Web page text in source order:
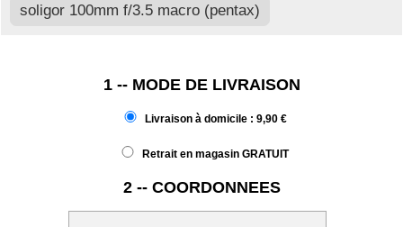
soligor 100mm f/3.5 macro (pentax)
1 -- MODE DE LIVRAISON
Livraison à domicile : 9,90 €
Retrait en magasin GRATUIT
2 -- COORDONNEES